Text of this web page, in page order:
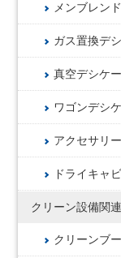
メンブレン
ガス置換デ
真空デシケ
ワゴンデシ
アクセサリー
ドライキャビ
クリーン設備関
クリーンブ